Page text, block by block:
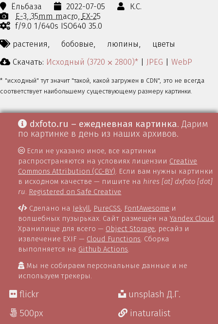
Ёльбаза 2022-07-05
К.С.
E-3 35mm macro EX-25
f/9.0 1/640s ISO640 35.0
растения,
бобовые, люпины,
цветы
Скачать: Исходный (3720 ⨉ 2800)* | JPEG | WebP
* "исходный" тут значит "такой, какой загружен в CDN", это не всегда
соответствует наибольшему существующему размеру картинки.
dxfoto.ru – ежедневная картинка. Дарим
по картинке в день из наших архивов.
Если не указано иное, все картинки
распространяются на условиях лицензии Creative
Commons Attribution (CC-BY) . Если вам нужны картинки
в исходном качестве — пишите на hires [at] dxfoto [dot]
ru Registered on Safe Creative
Сделано на Jekyll, PureCSS, FontAwesome и
волшебных пузырьках. Сайт размещён наYandex Cloud
Хранилище для всего — Object Storage, ресайз и
извлечение EXIF — Cloud Functions . Сборка
выполняется на Github Actions
Мы не собираем персональные данные и не
используем трекеры.
flickr
500px
unsplash Д.Г.
inaturalist